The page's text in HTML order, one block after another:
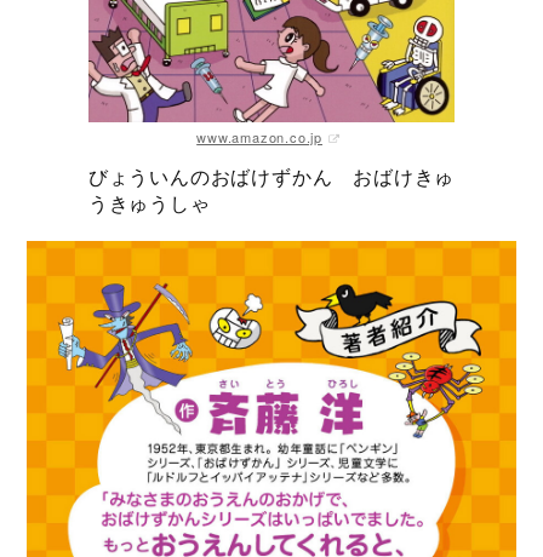
www.amazon.co.jp
びょういんのおばけずかん おばけきゅ
うきゅうしゃ